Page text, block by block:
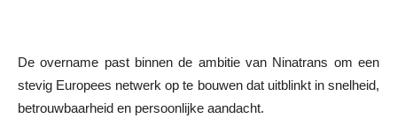
De overname past binnen de ambitie van Ninatrans om een
stevig Europees netwerk op te bouwen dat uitblinkt in snelheid,
betrouwbaarheid en persoonlijke aandacht.